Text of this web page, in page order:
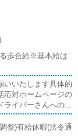
歩合給※基本給は
いいたします具体的
応対ホームページの
ライバーさんへの業
整)有給休暇(法令通